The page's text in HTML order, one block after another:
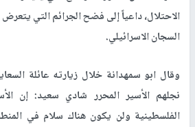
الاحتلال، داعياً إلى فضح الجرائم التي
السجان الاسرائيلي.
وقال ابو سمهدانة خلال زيارته عائلة
نجلهم الأسير المحرر شادي سعيد: إن
الفلسطينية ولن يكون هناك سلام في